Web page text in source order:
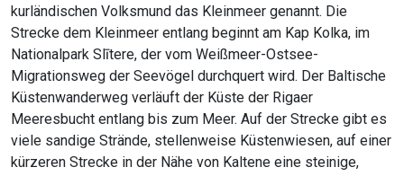
kurländischen Volksmund das Kleinmeer genannt. Die
Strecke dem Kleinmeer entlang beginnt am Kap Kolka, im
Nationalpark Slītere, der vom Weißmeer-Ostsee-
Migrationsweg der Seevögel durchquert wird. Der Baltische
Küstenwanderweg verläuft der Küste der Rigaer
Meeresbucht entlang bis zum Meer. Auf der Strecke gibt es
viele sandige Strände, stellenweise Küstenwiesen, auf einer
kürzeren Strecke in der Nähe von Kaltene eine steinige,